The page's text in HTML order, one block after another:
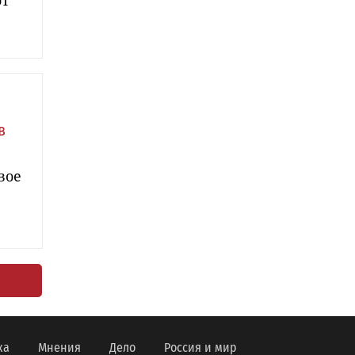
Мнения Дело Россия и мир